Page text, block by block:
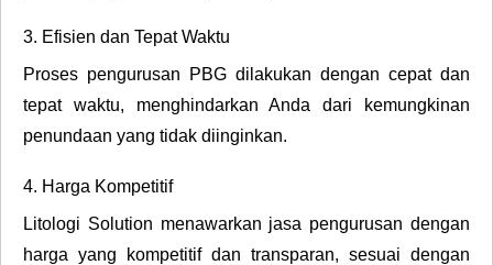
3. Efisien dan Tepat Waktu
Proses pengurusan PBG dilakukan dengan cepat dan
tepat waktu, menghindarkan Anda dari kemungkinan
penundaan yang tidak diinginkan.
4. Harga Kompetitif
Litologi Solution menawarkan jasa pengurusan dengan
harga yang kompetitif dan transparan, sesuai dengan